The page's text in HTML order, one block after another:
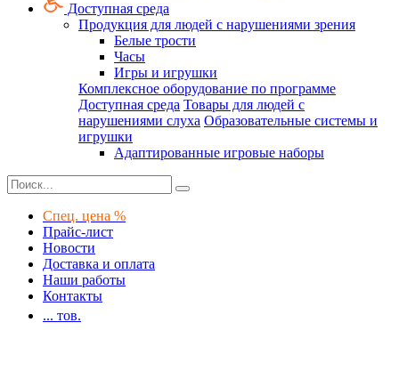
Доступная среда
Продукция для людей с нарушениями зрения
Белые трости
Часы
Игры и игрушки
Комплексное оборудование по программе
Доступная среда Товары для людей с
нарушениями слуха Образовательные системы и
игрушки
Адаптированные игровые наборы
Спец. цена %
Прайс-лист
Новости
Доставка и оплата
Наши работы
Контакты
... тов.